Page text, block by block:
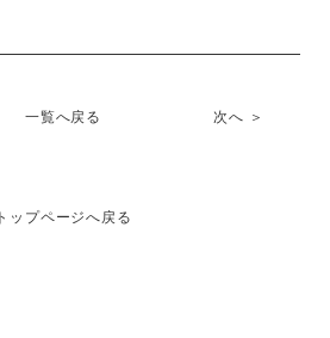
次へ ＞
一覧へ戻る
トップページへ戻る